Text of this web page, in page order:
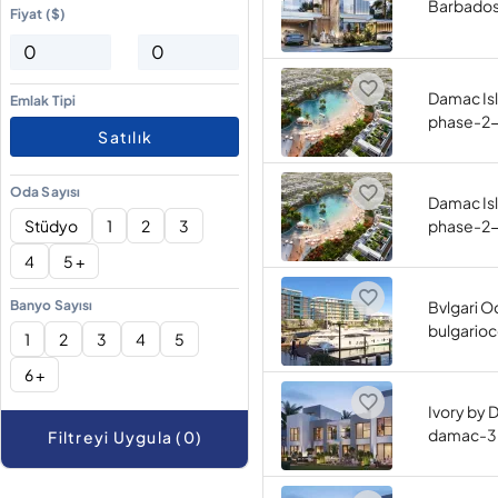
Fiyat ($)
Emlak Tipi
Satılık
Oda Sayısı
Stüdyo 1 2
3
4
5 +
Banyo Sayısı
1 2 3 4
5
6 +
Filtreyi Uygula (0)
Damac
phase-
Damac
phase-
Bvlgari
Ivory by
damac-